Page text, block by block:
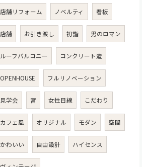
店舗リフォーム ノベルティ 看板
店舗 お引き渡し 初詣 男のロマン
ルーフバルコニー コンクリート造
OPENHOUSE フルリノベーション
見学会 宮 女性目線 こだわり
カフェ風 オリジナル モダン 空間
かわいい 自由設計 ハイセンス